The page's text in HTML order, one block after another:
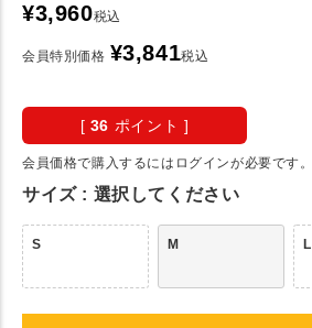
¥3,960税込
会員特別価格 ¥3,841税込
[ 36 ポイント ]
会員価格で購入するにはログインが必要です。
サイズ 選択してください
S M L